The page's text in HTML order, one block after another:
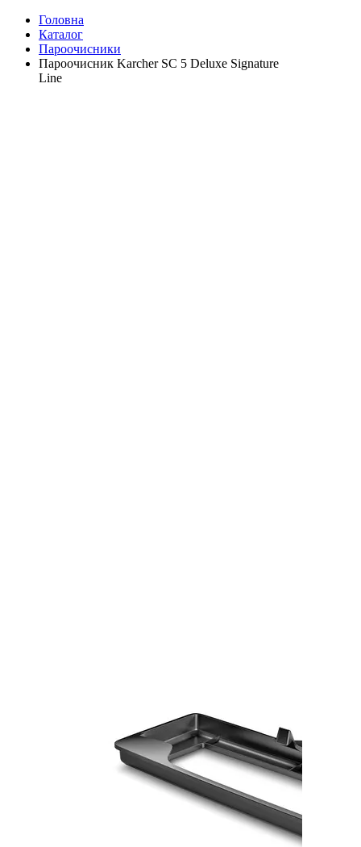
Головна
Каталог
Пароочисники
Пароочисник Karcher SC 5 Deluxe Signature
Line